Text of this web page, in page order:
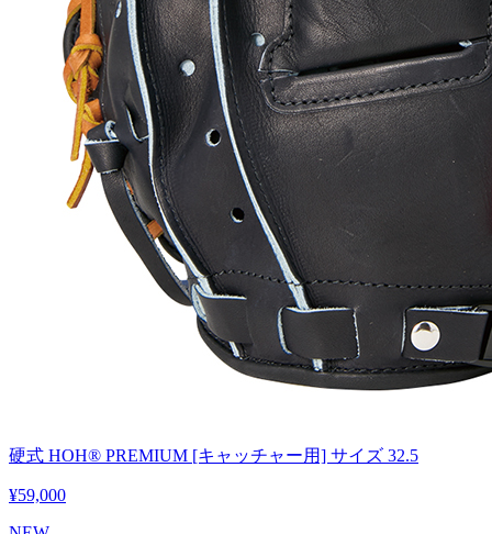
硬式 HOH® PREMIUM [キャッチャー用] サイズ 32.5
¥59,000